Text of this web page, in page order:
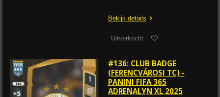
Bekijk details
Uitverkocht
#136: CLUB BADGE
(FERENCVÁROSI TC) -
PANINI FIFA 365
ADRENALYN XL 2025